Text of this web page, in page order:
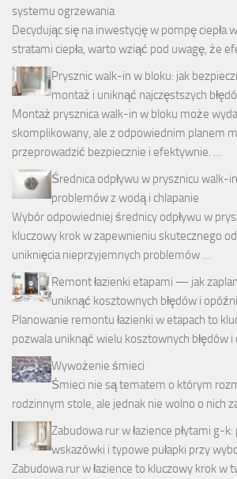
systemu ogrzewania
Decydując się na inwestycję w pompę ciepła
stratami ciepła, warto wziąć pod uwagę, że
Prysznic walk-in w bloku: jak
montaż i uniknąć najczęstszych
Montaż prysznica walk-in w bloku może
skomplikowany, ale z odpowiednim planem
przeprowadzić bezpiecznie i efektywnie. …
Średnica odpływu w prysznicu walk-
problemów z wodą i chlapanie
Wybór odpowiedniej średnicy odpływu w
kluczowy krok w zapewnieniu skutecznego
uniknięcia nieprzyjemnych problemów …
Remont łazienki etapami — jak
uniknąć kosztownych błędów i
Planowanie remontu łazienki w etapach to
pozwala uniknąć wielu kosztownych błędów
Wywożenie śmieci
Śmieci nie są tematem o którym
rodzinnym stole, ale jednak nie wolno o nich
Zabudowa rur w łazience płytami g-
wskazówki i typowe pułapki przy
Zabudowa rur w łazience to kluczowy krok w